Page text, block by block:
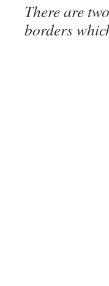
There are
borders